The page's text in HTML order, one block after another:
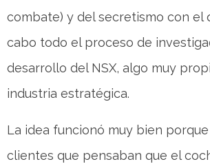
combate) y del secretismo con el
cabo todo el proceso de
desarrollo del NSX, algo muy
industria estratégica.
La idea funcionó muy bien
clientes que pensaban que el